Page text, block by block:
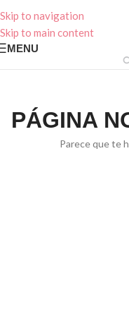
Skip to navigation
Skip to main content
MENU
PÁGINA
Parece que te